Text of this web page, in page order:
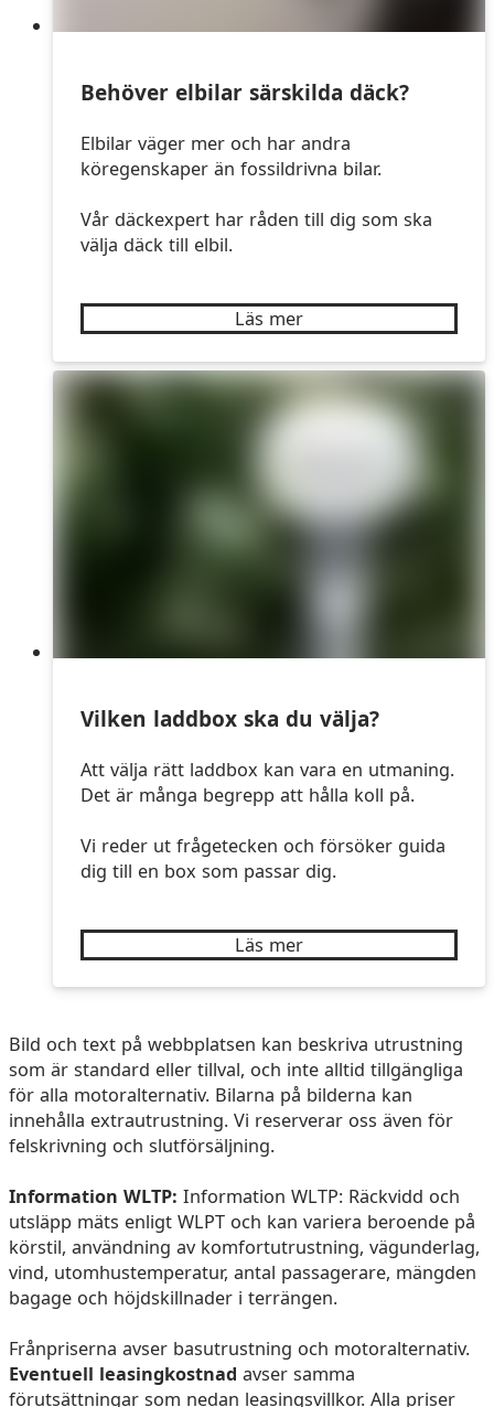
Behöver elbilar särskilda däck?
Elbilar väger mer och har andra
köregenskaper än fossildrivna bilar.
Vår däckexpert har råden till dig som ska
välja däck till elbil.
Läs mer
Vilken laddbox ska du välja?
Att välja rätt laddbox kan vara en utmaning.
Det är många begrepp att hålla koll på.
Vi reder ut frågetecken och försöker guida
dig till en box som passar dig.
Läs mer
Bild och text på webbplatsen kan beskriva utrustning
som är standard eller tillval, och inte alltid tillgängliga
för alla motoralternativ. Bilarna på bilderna kan
innehålla extrautrustning. Vi reserverar oss även för
felskrivning och slutförsäljning.
Information WLTP: Information WLTP: Räckvidd och
utsläpp mäts enligt WLPT och kan variera beroende på
körstil, användning av komfortutrustning, vägunderlag,
vind, utomhustemperatur, antal passagerare, mängden
bagage och höjdskillnader i terrängen.
Frånpriserna avser basutrustning och motoralternativ.
Eventuell leasingkostnad avser samma
förutsättningar som nedan leasingsvillkor. Alla priser